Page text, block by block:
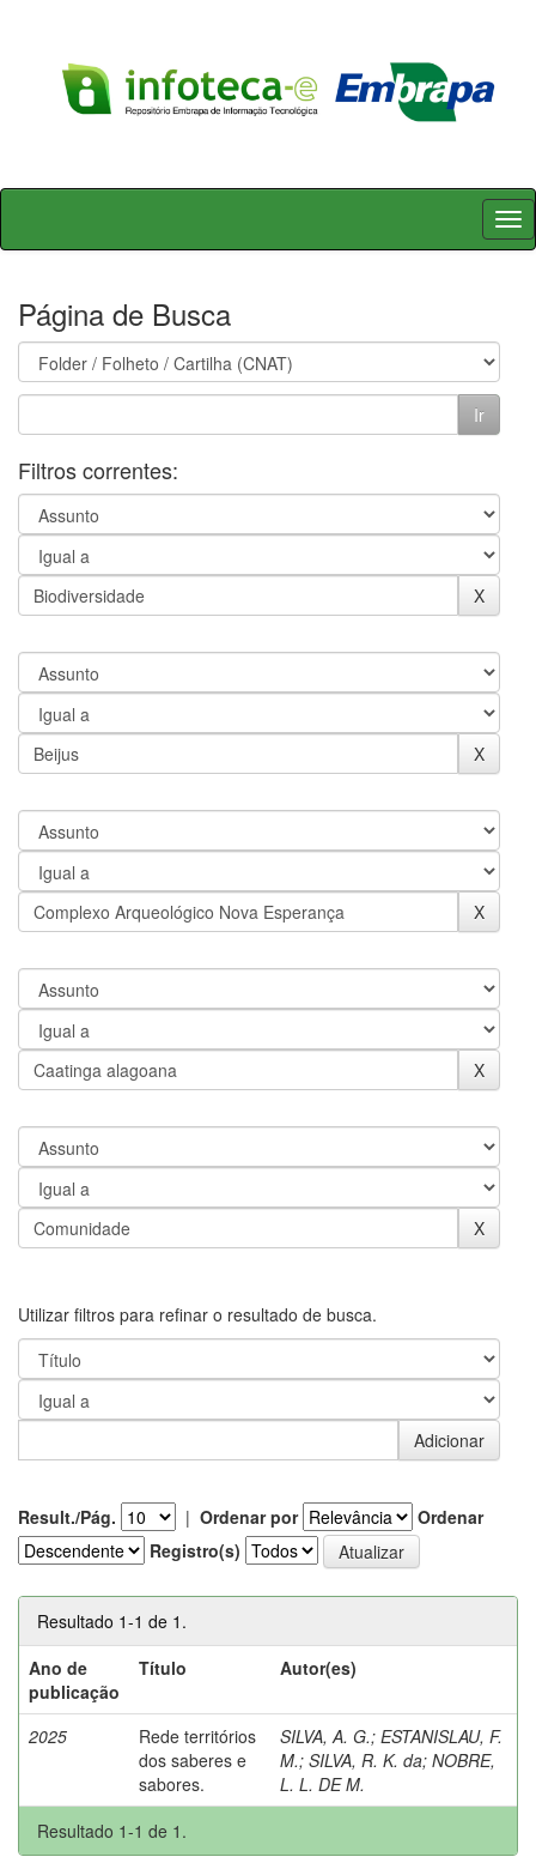
Skip
Página de Busca
Filtros correntes:
Utilizar filtros para refinar o resultado de busca.
Result./Pág. | Ordenar por
Ordenar
Registro(s)
Resultado 1-1 de 1.
Ano de
publicação
Título Autor(es)
2025
Rede territórios
dos saberes e
sabores.
SILVA, A. G.; ESTANISLAU, F.
M.; SILVA, R. K. da; NOBRE,
L. L. DE M.
Resultado 1-1 de 1.